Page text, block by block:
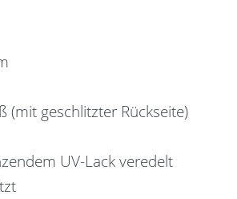
(mit geschlitzter Rückseite)
UV-Lack veredelt